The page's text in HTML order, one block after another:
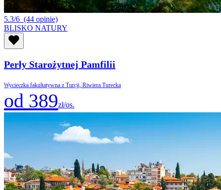
5.3/6 (44 opinie)
BLISKO NATURY
Perły Starożytnej Pamfilii
Wycieczka fakultatywna z Turcji, Riwiera Turecka
od 389zł/os.